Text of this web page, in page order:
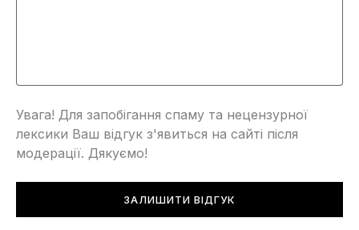
Увага! Для запобігання спаму та нецензурної
лексики Ваш відгук з'явиться на сайті після
модерації. Дякуємо!
ЗАЛИШИТИ ВІДГУК